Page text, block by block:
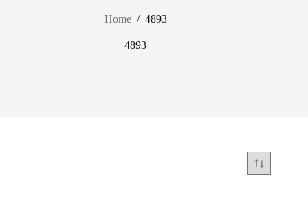
Home / 4893
4893